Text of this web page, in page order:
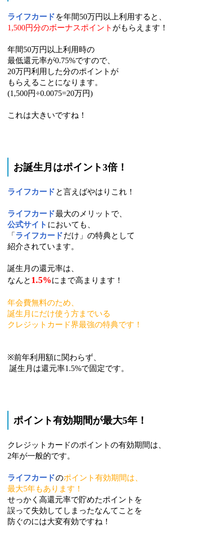
ライフカード を年間50万円以上利用すると、
1,500円分のボーナスポイント がもらえます！
年間50万円以上利用時の
最低還元率が0.75%ですので、
20万円利用した分のポイントが
もらえることになります。
(1,500円÷0.0075=20万円)
これは大きいですね！
お誕生月はポイント3倍！
ライフカード と言えばやはりこれ！
ライフカード最大のメリットで、
公式サイト においても、
「 ライフカードだけ」の特典として
紹介されています。
誕生月の還元率は、
なんと 1.5%にまで高まります！
年会費無料のため、
誕生月にだけ使う方までいる
クレジットカード界最強の特典です！
※前年利用額に関わらず、
誕生月は還元率1.5%で固定です。
ポイント有効期間が最大5年！
クレジットカードのポイントの有効期間は、
2年が一般的です。
ライフカードのポイント有効期間は、
最大5年もあります！
せっかく高還元率で貯めたポイントを
誤って失効してしまったなんてことを
防ぐのには大変有効ですね！